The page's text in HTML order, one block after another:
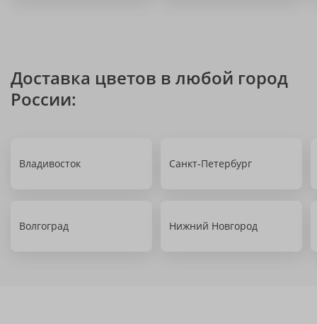
Доставка цветов в любой город
России:
Владивосток Санкт-Петербург
Волгоград Нижний Новгород